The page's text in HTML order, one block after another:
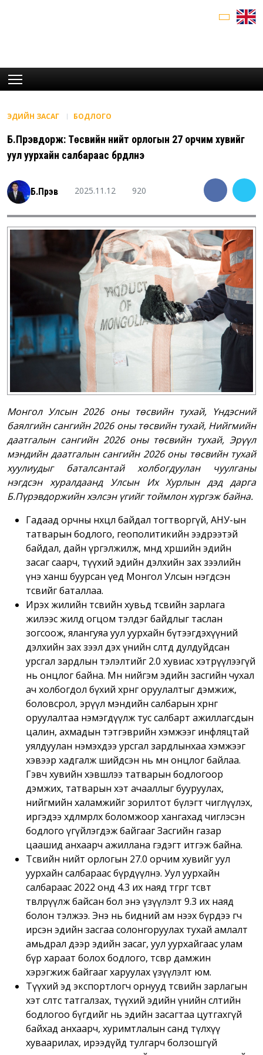
ЭДИЙН ЗАСАГ БОДЛОГО
Б.Пүрэвдорж: Төсвийн нийт орлогын 27 орчим хувийг
уул уурхайн салбараас бүрдүүлнэ
Б.Пүрэв 2025.11.12 920
Монгол Улсын 2026 оны төсвийн тухай, Үндэсний
баялгийн сангийн 2026 оны төсвийн тухай, Нийгмийн
даатгалын сангийн 2026 оны төсвийн тухай, Эрүүл
мэндийн даатгалын сангийн 2026 оны төсвийн тухай
хуулиудыг баталсантай холбогдуулан чуулганы
нэгдсэн хуралдаанд Улсын Их Хурлын дэд дарга
Б.Пүрэвдоржийн хэлсэн үгийг тоймлон хүргэж байна.
Гадаад орчны нөхцөл байдал тогтворгүй, АНУ-ын
татварын бодлого, геополитикийн ээдрээтэй
байдал, дайн үргэлжилж, өмнөд хөршийн эдийн
засаг саарч, түүхий эдийн дэлхийн зах зээлийн
үнэ ханш буурсан үед Монгол Улсын нэгдсэн
төсвийг баталлаа.
Ирэх жилийн төсвийн хувьд төсвийн зарлага
жилээс жилд огцом тэлдэг байдлыг таслан
зогсоож, ялангуяа уул уурхайн бүтээгдэхүүний
дэлхийн зах зээл дэх үнийн өсөлтөд дулдуйдсан
урсгал зардлын тэлэлтийг 2.0 хувиас хэтрүүлээгүй
нь онцлог байна. Мөн нийгэм эдийн засгийн чухал
ач холбогдол бүхий хөрөнгө оруулалтыг дэмжиж,
боловсрол, эрүүл мэндийн салбарын хөрөнгө
оруулалтаа нэмэгдүүлж тус салбарт ажиллагсдын
цалин, ахмадын тэтгэврийн хэмжээг инфляцтай
уялдуулан нэмэхдээ урсгал зардлынхаа хэмжээг
хэвээр хадгалж шийдсэн нь мөн онцлог байлаа.
Гэвч хувийн хэвшлээ татварын бодлогоор
дэмжих, татварын хэт ачааллыг бууруулах,
нийгмийн халамжийг зорилтот бүлэгт чиглүүлэх,
иргэдээ хөдөлмөрлөх боломжоор хангахад чиглэсэн
бодлого үгүйлэгдэж байгааг Засгийн газар
цаашид анхаарч ажиллана гэдэгт итгэж байна.
Төсвийн нийт орлогын 27.0 орчим хувийг уул
уурхайн салбараас бүрдүүлнэ. Уул уурхайн
салбараас 2022 онд 4.3 их наяд төгрөг төсөвт
төвлөрүүлж байсан бол энэ үзүүлэлт 9.3 их наяд
болон тэлжээ. Энэ нь бидний ам нээх бүрдээ өгч
ирсэн эдийн засгаа солонгоруулах тухай амлалт
амьдрал дээр эдийн засаг, уул уурхайгаас улам
бүр хараат болох бодлого, төсвөөр дамжин
хэрэгжиж байгааг харуулах үзүүлэлт юм.
Түүхий эд экспортлогч орнууд төсвийн зарлагын
хэт өсөлтөөс татгалзах, түүхий эдийн үнийн өсөлтийн
бодлогоо бүгдийг нь эдийн засагтаа цутгахгүй
байхад анхаарч, хуримтлалын санд түлхүү
хуваарилах, ирээдүйд тулгарч болзошгүй